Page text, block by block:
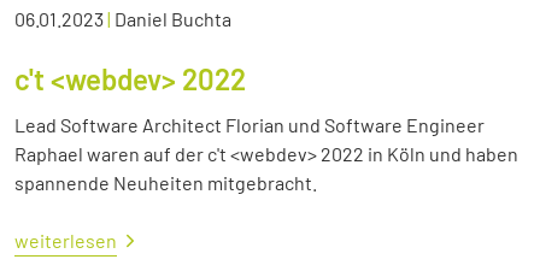
06.01.2023| Daniel Buchta
c't <webdev> 2022
Lead Software Architect Florian und Software Engineer
Raphael waren auf der c't <webdev> 2022 in Köln und haben
spannende Neuheiten mitgebracht.
weiterlesen